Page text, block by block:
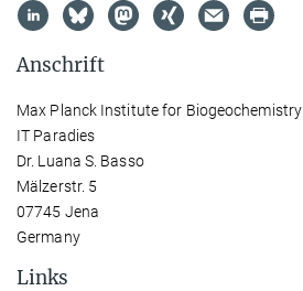
Anschrift
Max Planck Institute for Biogeochemistry
IT Paradies
Dr. Luana S. Basso
Mälzerstr. 5
07745 Jena
Germany
Links